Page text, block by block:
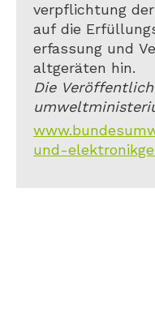
verpflichtung
auf die
erfassung und
altgeräten hin.
Die
und-